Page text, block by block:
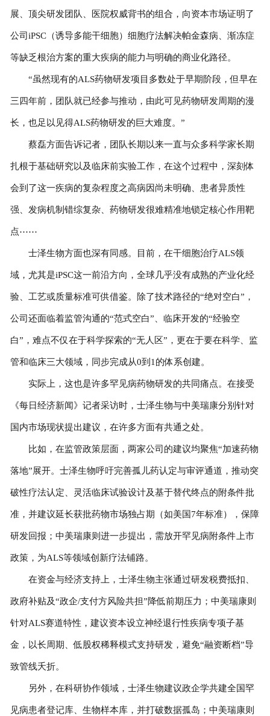
展、顶尖研发团队、医院权威背书的组合，向资本市场证明了
公司iPSC（诱导多能干细胞）细胞疗法解决帕金森病、渐冻症
等缺乏根治方案的重大疾病的能力与明确的商业化路径。
“虽然现有的ALS药物研发项目多数处于早期阶段，但早在
三四年前，团队就已经参与推动，由此可见药物研发周期的漫
长，也足以见得ALS药物研发的巨大难度。”
蔡磊方面告诉记者，团队长期以来一直与众多科学家长期
扎根于基础研究以及临床前实验工作，在这个过程中，深刻体
会到了这一疾病的复杂程度之高病因尚未明确、患者异质性
强、发病机制错综复杂、药物研发很难精准地锁定核心作用靶
点⋯⋯
士泽生物方面也深有同感。目前，在干细胞治疗ALS领
域，尤其是iPSC这一前沿方向，全球几乎没有成熟的产业化经
验、工艺或质量标准可供借鉴。除了技术路径的“绝对空白”，
公司还面临着监管沟通的“范式空白”、临床开发的“经验空
白”，难点不仅在于科学探索的“无人区”，更在于要在科学、监
管和临床三大领域，同步完成从0到1的体系创建。
实际上，这也是许多罕见病药物研发的共同痛点。在接受
《每日经济新闻》记者采访时，士泽生物与中美瑞康分别针对
国内市场现状提出建议，在许多方面有共通之处。
比如，在监管政策层面，两家公司的建议均聚焦“加速药物
落地”展开。士泽生物呼吁完善孤儿药认定与审评通道，推动突
破性疗法认定、灵活临床试验设计及基于替代终点的附条件批
准，并建议延长获批药物市场独占期（如美国7年标准），保障
研发回报；中美瑞康则进一步提出，需放开罕见病附条件上市
政策，为ALS等领域创新疗法铺路。
在资金与经济支持上，士泽生物主张通过研发税费抵扣、
政府补贴及“政企/支付方风险共担”降低前期压力；中美瑞康则
针对ALS赛道特性，建议资本设立神经退行性疾病专项子基
金，以长周期、低股权稀释模式支持研发，避免“融资断档”导
致管线夭折。
另外，在科研协作领域，士泽生物建议政企学共建全国罕
见病患者登记库、生物样本库，并打破数据孤岛；中美瑞康则